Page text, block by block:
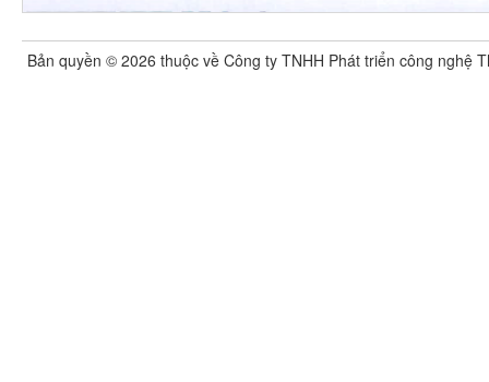
Bản quyền © 2026 thuộc về Công ty TNHH Phát triển công nghệ